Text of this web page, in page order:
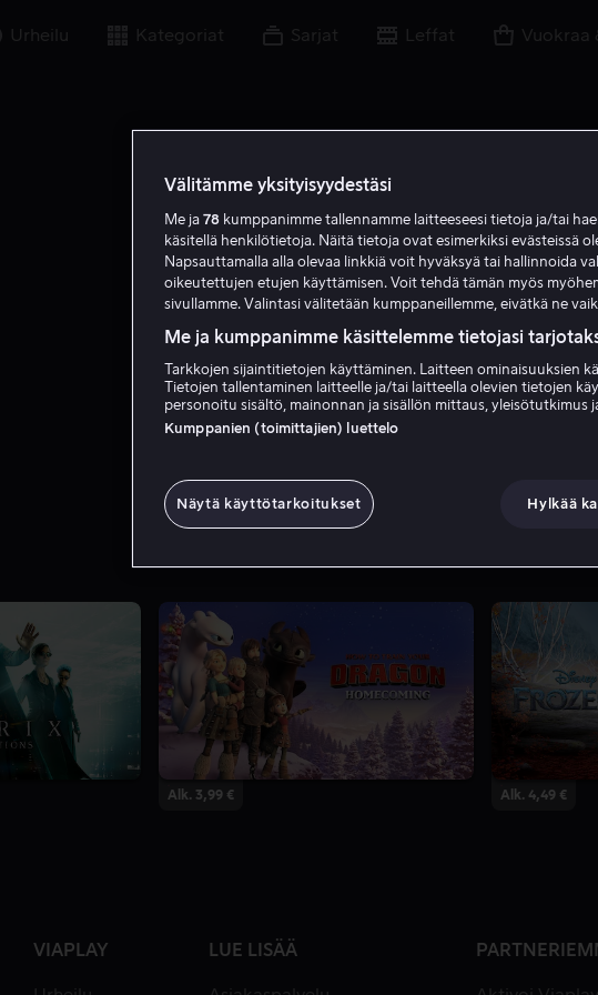
Urheilu Kategoriat Sarjat Leffat Vuokraa
J G
Jonathan
Alk. 3,99 € Alk. 4,49 €
VIAPLAY LUE LISÄÄ
Välitämme yksityisyydestäsi
Me ja 78 kumppanimme tallennamme laitteeseesi tietoja ja/tai
käsitellä henkilötietoja. Näitä tietoja ovat esimerkiksi evästeissä
Napsauttamalla alla olevaa linkkiä voit hyväksyä tai hallinnoida
oikeutettujen etujen käyttämisen. Voit tehdä tämän myös
sivullamme. Valintasi välitetään kumppaneillemme, eivätkä ne
Me ja kumppanimme käsittelemme tietojasi
Tarkkojen sijaintitietojen käyttäminen. Laitteen ominaisuuksien
Tietojen tallentaminen laitteelle ja/tai laitteella olevien tietojen
personoitu sisältö, mainonnan ja sisällön mittaus, yleisötutkimus
Kumppanien (toimittajien) luettelo
Näytä käyttötarkoitukset Hylkää